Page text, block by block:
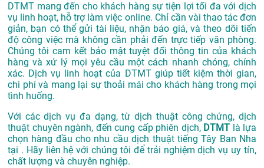
DTMT mang đến cho khách hàng sự tiện lợi tối đa với dịch
vụ linh hoạt, hỗ trợ làm việc online. Chỉ cần vài thao tác đơn
giản, bạn có thể gửi tài liệu, nhận báo giá, và theo dõi tiến
độ công việc mà không cần phải đến trực tiếp văn phòng.
Chúng tôi cam kết bảo mật tuyệt đối thông tin của khách
hàng và xử lý mọi yêu cầu một cách nhanh chóng, chính
xác. Dịch vụ linh hoạt của DTMT giúp tiết kiệm thời gian,
chi phí và mang lại sự thoải mái cho khách hàng trong mọi
tình huống.
Với các dịch vụ đa dạng, từ dịch thuật công chứng, dịch
thuật chuyên ngành, đến cung cấp phiên dịch, DTMT là lựa
chọn hàng đầu cho nhu cầu dịch thuật tiếng Tây Ban Nha
tại . Hãy liên hệ với chúng tôi để trải nghiệm dịch vụ uy tín,
chất lượng và chuyên nghiệp.